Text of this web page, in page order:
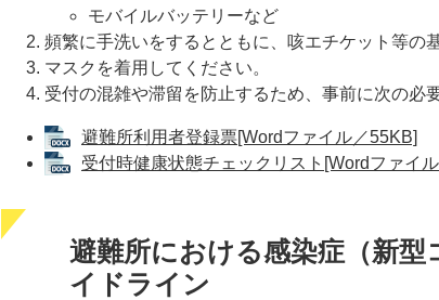
モバイルバッテリーなど
頻繁に手洗いをするとともに、咳エチケット等の
マスクを着用してください。
受付の混雑や滞留を防止するため、事前に次の必
避難所利用者登録票[Wordファイル／55KB]
受付時健康状態チェックリスト[Wordファイ
避難所における感染症（新
イドライン